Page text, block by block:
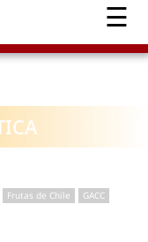
Frutas de Chile
GACC